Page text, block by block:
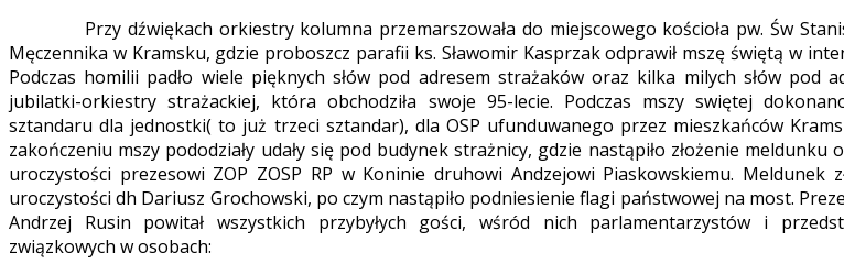
Przy dźwiękach orkiestry kolumna przemarszowała do miejscowego kościoła pw. Św
Męczennika w Kramsku, gdzie proboszcz parafii ks. Sławomir Kasprzak odprawił mszę świętą w
Podczas homilii padło wiele pięknych słów pod adresem strażaków oraz kilka milych słów pod
jubilatki-orkiestry strażackiej, która obchodziła swoje 95-lecie. Podczas mszy swiętej
sztandaru dla jednostki( to już trzeci sztandar), dla OSP ufunduwanego przez mieszkańców
zakończeniu mszy pododziały udały się pod budynek strażnicy, gdzie nastąpiło złożenie meldunku
uroczystości prezesowi ZOP ZOSP RP w Koninie druhowi Andzejowi Piaskowskiemu. Meldunek
uroczystości dh Dariusz Grochowski, po czym nastąpiło podniesienie flagi państwowej na most.
Andrzej Rusin powitał wszystkich przybyłych gości, wśród nich parlamentarzystów i
związkowych w osobach: